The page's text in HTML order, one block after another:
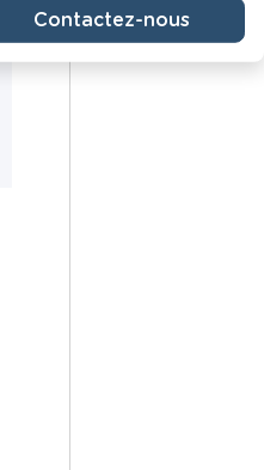
Contactez-nous